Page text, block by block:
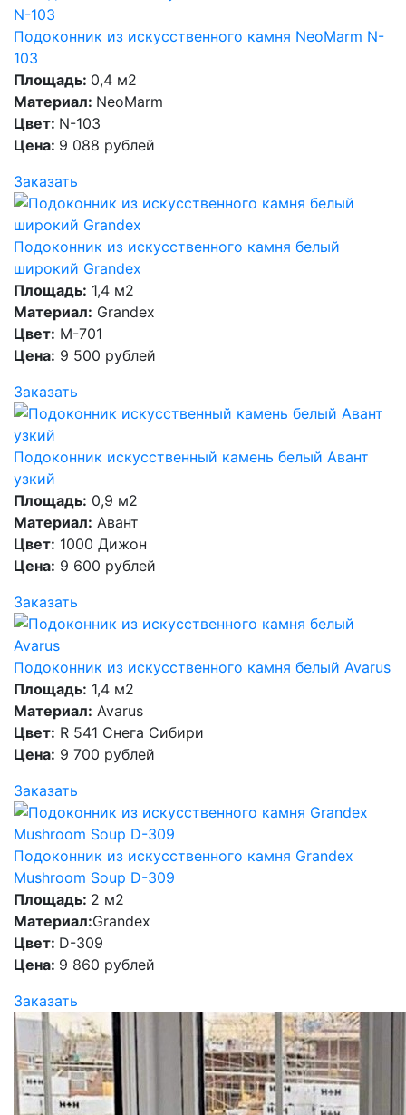
Подоконник из искусственного камня NeoMarm N-
103
Площадь: 0,4 м2
Материал: NeoMarm
Цвет: N-103
Цена: 9 088 рублей
Заказать
Подоконник из искусственного камня белый
широкий Grandex
Площадь: 1,4 м2
Материал: Grandex
Цвет: M-701
Цена: 9 500 рублей
Заказать
Подоконник искусственный камень белый Авант
узкий
Площадь: 0,9 м2
Материал: Авант
Цвет: 1000 Дижон
Цена: 9 600 рублей
Заказать
Подоконник из искусственного камня белый Avarus
Площадь: 1,4 м2
Материал: Avarus
Цвет: R 541 Снега Сибири
Цена: 9 700 рублей
Заказать
Подоконник из искусственного камня Grandex
Mushroom Soup D-309
Площадь: 2 м2
Материал:Grandex
Цвет: D-309
Цена: 9 860 рублей
Заказать